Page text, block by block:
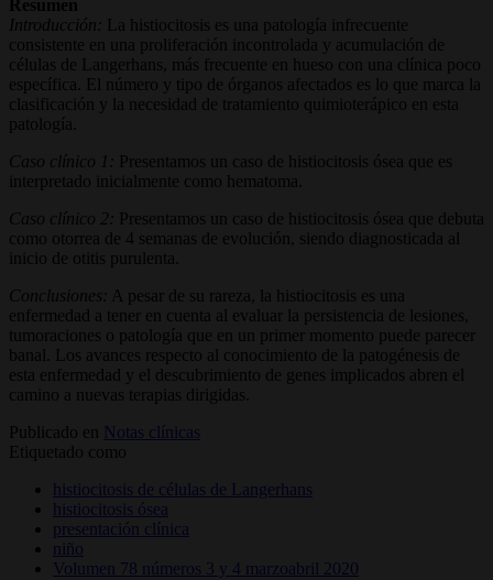
Resumen
Introducción:
La histiocitosis es una patología infrecuente
consistente en una proliferación incontrolada y acumulación de
células de Langerhans, más frecuente en hueso con una clínica poco
específica. El número y tipo de órganos afectados es lo que marca la
clasificación y la necesidad de tratamiento quimioterápico en esta
patología.
Caso clínico 1:
Presentamos un caso de histiocitosis ósea que es
interpretado inicialmente como hematoma.
Caso clínico 2:
Presentamos un caso de histiocitosis ósea que debuta
como otorrea de 4 semanas de evolución, siendo diagnosticada al
inicio de otitis purulenta.
Conclusiones:
A pesar de su rareza, la histiocitosis es una
enfermedad a tener en cuenta al evaluar la persistencia de lesiones,
tumoraciones o patología que en un primer momento puede parecer
banal. Los avances respecto al conocimiento de la patogénesis de
esta enfermedad y el descubrimiento de genes implicados abren el
camino a nuevas terapias dirigidas.
Publicado en
Notas clínicas
Etiquetado como
histiocitosis de células de Langerhans
histiocitosis ósea
presentación clínica
niño
Volumen 78 números 3 y 4 marzoabril 2020